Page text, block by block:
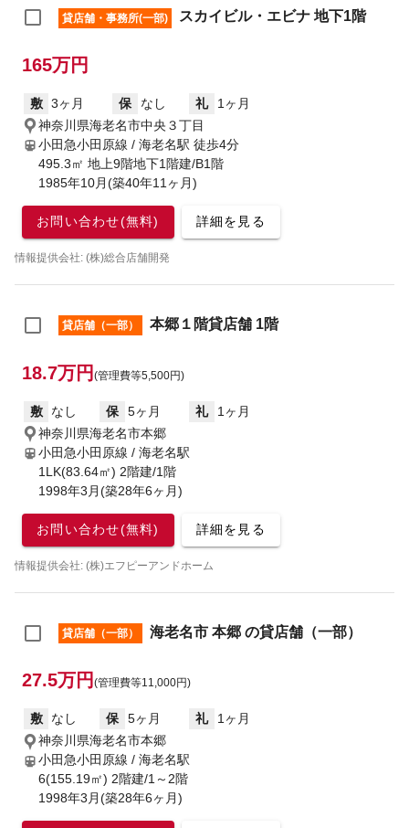
貸店舗・事務所(一部) スカイビル・エビナ 地下1階
165万円
敷 3ヶ月 保 なし 礼
1ヶ月
神奈川県海老名市中央３丁目
小田急小田原線 / 海老名駅 徒歩4分
495.3㎡ 地上9階地下1階建/B1階
1985年10月(築40年11ヶ月)
お問い合わせ(無料) 詳細を見る
情報提供会社: (株)総合店舗開発
貸店舗（一部） 本郷１階貸店舗 1階
18.7万円 (管理費等5,500円)
敷 なし 保 5ヶ月 礼
1ヶ月
神奈川県海老名市本郷
小田急小田原線 / 海老名駅
1LK(83.64㎡) 2階建/1階
1998年3月(築28年6ヶ月)
お問い合わせ(無料) 詳細を見る
情報提供会社: (株)エフピーアンドホーム
貸店舗（一部） 海老名市 本郷 の貸店舗（一部）
27.5万円 (管理費等11,000円)
敷 なし 保 5ヶ月 礼
1ヶ月
神奈川県海老名市本郷
小田急小田原線 / 海老名駅
6(155.19㎡) 2階建/1～2階
1998年3月(築28年6ヶ月)